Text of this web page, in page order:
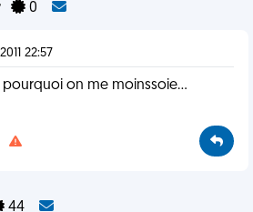
0
22:57
pourquoi on me moinssoie...
44